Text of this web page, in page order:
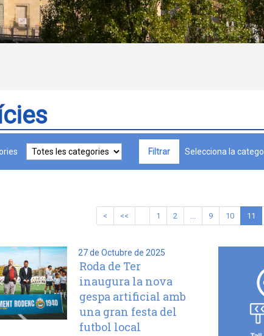
Selecciona la
< << 1 2 ... 9 10 11
27 de Octubre de 2025
Roda de Ter
inaugura la nova
gespa artificial amb
una gran festa del
futbol local